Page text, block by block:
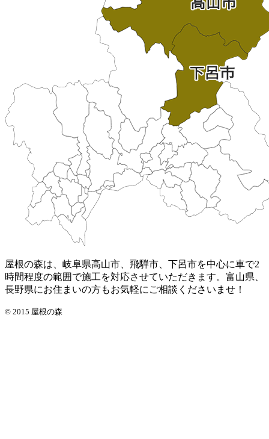
屋根の森は、岐阜県高山市、飛騨市、下呂市を中心に車で2
時間程度の範囲で施工を対応させていただきます。富山県、
長野県にお住まいの方もお気軽にご相談くださいませ！
© 2015 屋根の森